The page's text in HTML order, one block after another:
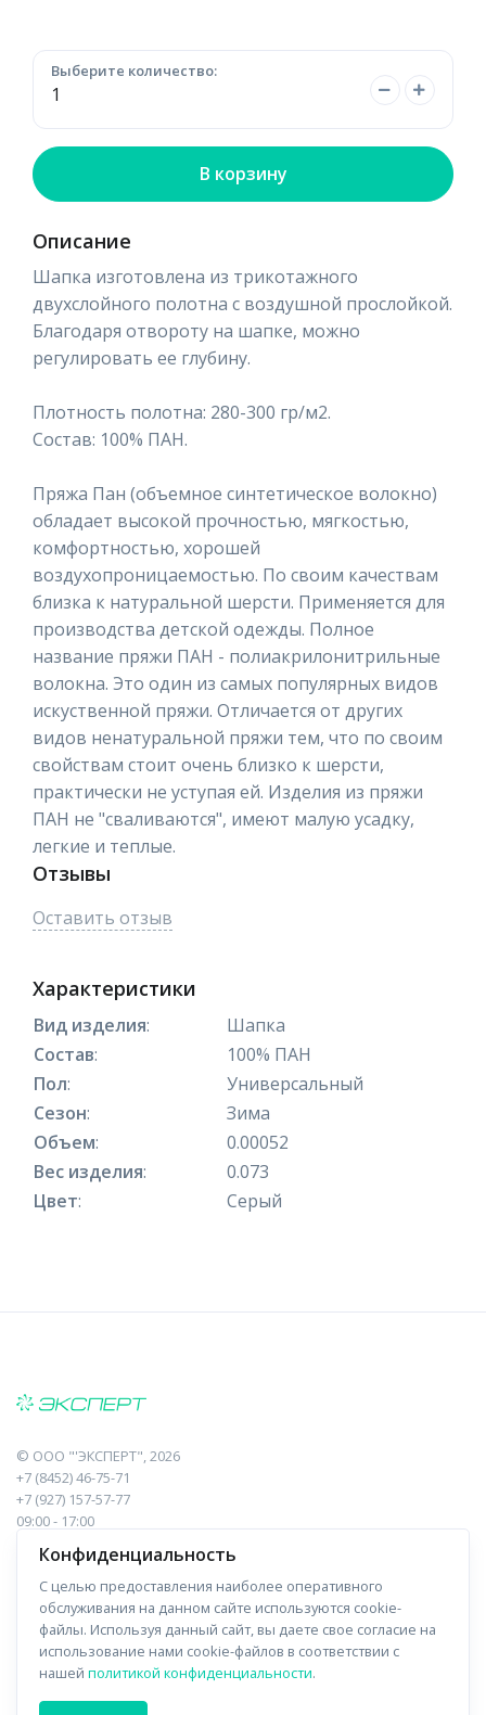
Выберите количество:
В корзину
Описание
Шапка изготовлена из трикотажного
двухслойного полотна с воздушной прослойкой.
Благодаря отвороту на шапке, можно
регулировать ее глубину.
Плотность полотна: 280-300 гр/м2.
Состав: 100% ПАН.
Пряжа Пан (объемное синтетическое волокно)
обладает высокой прочностью, мягкостью,
комфортностью, хорошей
воздухопроницаемостью. По своим качествам
близка к натуральной шерсти. Применяется для
производства детской одежды. Полное
название пряжи ПАН - полиакрилонитрильные
волокна. Это один из самых популярных видов
искуственной пряжи. Отличается от других
видов ненатуральной пряжи тем, что по своим
свойствам стоит очень близко к шерсти,
практически не уступая ей. Изделия из пряжи
ПАН не "сваливаются", имеют малую усадку,
легкие и теплые.
Отзывы
Оставить отзыв
Характеристики
Вид изделия:
Шапка
Состав:
100% ПАН
Пол:
Универсальный
Сезон:
Зима
Объем:
0.00052
Вес изделия:
0.073
Цвет: Серый
© ООО "'ЭКСПЕРТ", 2026
+7 (8452) 46-75-71
+7 (927) 157-57-77
09:00 - 17:00
410017, Саратов, Пугачева, 10 к1, оф.23
Навигация
Прайс-лист
Отзывы
Информация
О компании
Доставка
Конфиденциальность
С целью предоставления наиболее оперативного
обслуживания на данном сайте используются cookie-
файлы. Используя данный сайт, вы даете свое согласие на
использование нами cookie-файлов в соответствии с
нашей политикой конфиденциальности.